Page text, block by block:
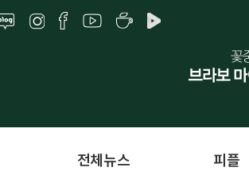
전체뉴스 피플